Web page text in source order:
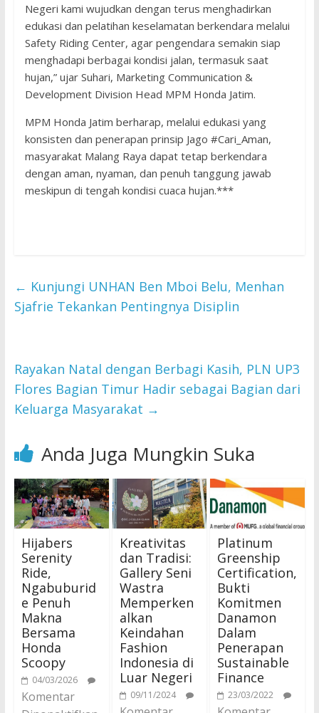
Negeri kami wujudkan dengan terus menghadirkan
edukasi dan pelatihan keselamatan berkendara melalui
Safety Riding Center, agar pengendara semakin siap
menghadapi berbagai kondisi jalan, termasuk saat
hujan,” ujar Suhari, Marketing Communication &
Development Division Head MPM Honda Jatim.
MPM Honda Jatim berharap, melalui edukasi yang
konsisten dan penerapan prinsip Jago #Cari_Aman,
masyarakat Malang Raya dapat tetap berkendara
dengan aman, nyaman, dan penuh tanggung jawab
meskipun di tengah kondisi cuaca hujan.***
← Kunjungi UNHAN Ben Mboi Belu, Menhan
Sjafrie Tekankan Pentingnya Disiplin
Rayakan Natal dengan Berbagi Kasih, PLN UP3
Flores Bagian Timur Hadir sebagai Bagian dari
Keluarga Masyarakat →
Anda Juga Mungkin Suka
Hijabers
Serenity
Ride,
Ngabuburid
e Penuh
Makna
Bersama
Honda
Scoopy
04/03/2026
Komentar
Kreativitas
dan Tradisi:
Gallery Seni
Wastra
Memperken
alkan
Keindahan
Fashion
Indonesia di
Luar Negeri
09/11/2024
Platinum
Greenship
Certification,
Bukti
Komitmen
Danamon
Dalam
Penerapan
Sustainable
Finance
23/03/2022